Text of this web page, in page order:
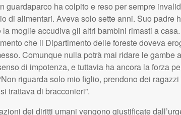
guardaparco ha colpito e reso per sempre
di alimentari. Aveva solo sette anni. Suo padre
moglie accudiva gli altri bambini rimasti a
che il Dipartimento delle foreste doveva
Comunque nulla potrà mai ridare le gambe
di impotenza, e tuttavia ha ancora la forza
riguarda solo mio figlio, prendono dei
trattava di bracconieri”.
dei diritti umani vengono giustificate